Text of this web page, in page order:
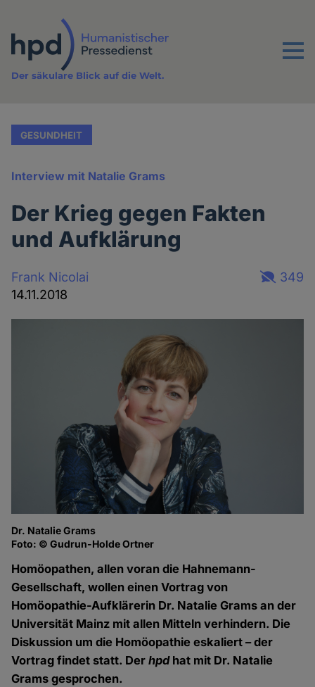
Inhalt
Menu
Der säkulare Blick auf die Welt.
GESUNDHEIT
Interview mit Natalie Grams
Der Krieg gegen Fakten
und Aufklärung
Frank Nicolai
14.11.2018
349
Dr. Natalie Grams
Foto: © Gudrun-Holde Ortner
Homöopathen, allen voran die Hahnemann-
Gesellschaft, wollen einen Vortrag von
Homöopathie-Aufklärerin Dr. Natalie Grams an der
Universität Mainz mit allen Mitteln verhindern. Die
Diskussion um die Homöopathie eskaliert – der
Vortrag findet statt. Derhpdhat mit Dr. Natalie
Grams gesprochen.